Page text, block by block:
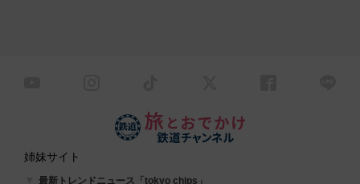
姉妹サイト
最新トレンドニュース「tokyo chips」